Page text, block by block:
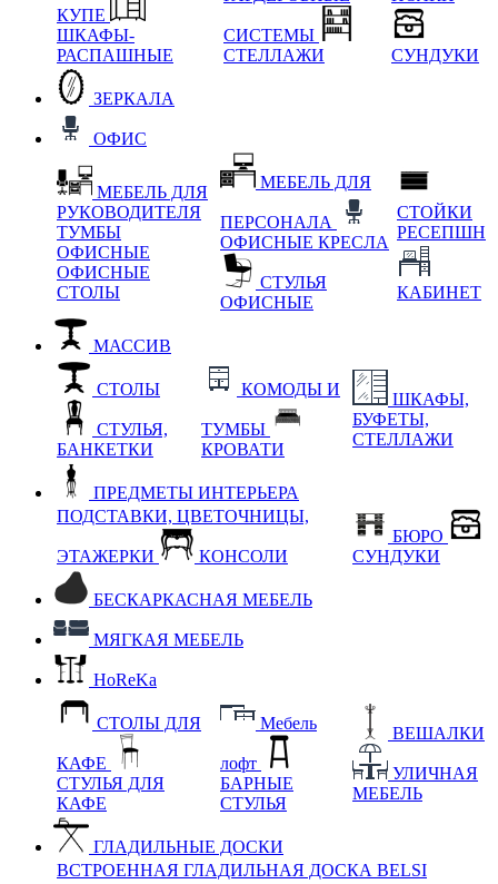
КУПЕ
ШКАФЫ-
РАСПАШНЫЕ
СИСТЕМЫ
СТЕЛЛАЖИ
СУНДУКИ
ЗЕРКАЛА
ОФИС
МЕБЕЛЬ ДЛЯ
РУКОВОДИТЕЛЯ
ТУМБЫ
ОФИСНЫЕ
ОФИСНЫЕ
СТОЛЫ
МЕБЕЛЬ ДЛЯ
ПЕРСОНАЛА
ОФИСНЫЕ КРЕСЛА
СТУЛЬЯ
ОФИСНЫЕ
СТОЙКИ
РЕСЕПШН
КАБИНЕТ
МАССИВ
СТОЛЫ
СТУЛЬЯ,
БАНКЕТКИ
КОМОДЫ И
ТУМБЫ
КРОВАТИ
ШКАФЫ,
БУФЕТЫ,
СТЕЛЛАЖИ
ПРЕДМЕТЫ ИНТЕРЬЕРА
ПОДСТАВКИ, ЦВЕТОЧНИЦЫ,
ЭТАЖЕРКИ КОНСОЛИ
БЮРО
СУНДУКИ
БЕСКАРКАСНАЯ МЕБЕЛЬ
МЯГКАЯ МЕБЕЛЬ
HoReKa
СТОЛЫ ДЛЯ
КАФЕ
СТУЛЬЯ ДЛЯ
КАФЕ
Мебель
лофт
БАРНЫЕ
СТУЛЬЯ
ВЕШАЛКИ
УЛИЧНАЯ
МЕБЕЛЬ
ГЛАДИЛЬНЫЕ ДОСКИ
ВСТРОЕННАЯ ГЛАДИЛЬНАЯ ДОСКА BELSI